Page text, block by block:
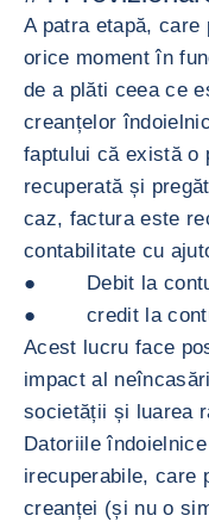
A patra etapă,
orice moment în
de a plăti ceea ce
creanțelor
faptului că există o
recuperată și
caz, factura este
contabilitate cu
● Debit la contul
● credit la contul
Acest lucru face
impact al
societății și luarea
Datoriile
irecuperabile, care
creanței (și nu o